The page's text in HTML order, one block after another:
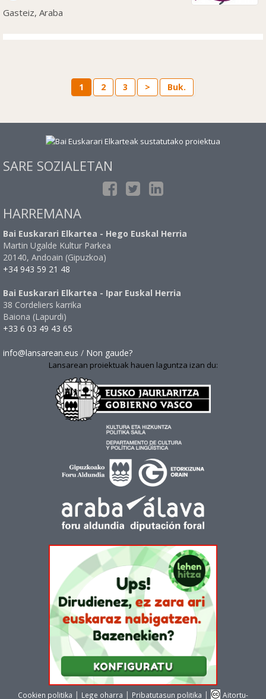
Gasteiz, Araba
1 2 3 > Buk.
SARE SOZIALETAN
HARREMANA
Bai Euskarari Elkartea - Hego Euskal Herria
Martin Ugalde Kultur Parkea
20140, Andoain (Gipuzkoa)
+34 943 59 21 48
Bai Euskarari Elkartea - Ipar Euskal Herria
38 Cordeliers karrika
Baiona (Lapurdi)
+33 6 03 49 43 65
info@lansarean.eus / Non gaude?
Lansarean proiektuak hauen laguntza izan du:
Cookien politika | Lege oharra | Pribatutasun politika | Aitortu-